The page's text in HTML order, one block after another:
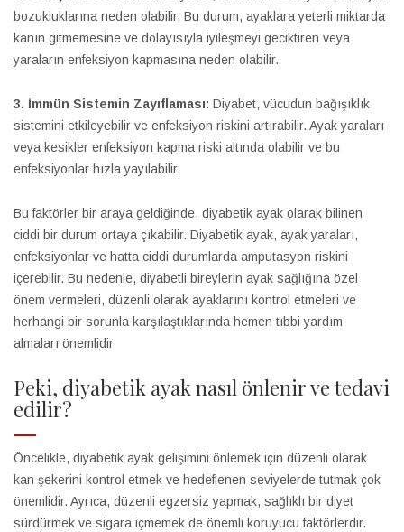
bozukluklarına neden olabilir. Bu durum, ayaklara yeterli miktarda
kanın gitmemesine ve dolayısıyla iyileşmeyi geciktiren veya
yaraların enfeksiyon kapmasına neden olabilir.
3. İmmün Sistemin Zayıflaması: Diyabet, vücudun bağışıklık
sistemini etkileyebilir ve enfeksiyon riskini artırabilir. Ayak yaraları
veya kesikler enfeksiyon kapma riski altında olabilir ve bu
enfeksiyonlar hızla yayılabilir.
Bu faktörler bir araya geldiğinde, diyabetik ayak olarak bilinen
ciddi bir durum ortaya çıkabilir. Diyabetik ayak, ayak yaraları,
enfeksiyonlar ve hatta ciddi durumlarda amputasyon riskini
içerebilir. Bu nedenle, diyabetli bireylerin ayak sağlığına özel
önem vermeleri, düzenli olarak ayaklarını kontrol etmeleri ve
herhangi bir sorunla karşılaştıklarında hemen tıbbi yardım
almaları önemlidir
Peki, diyabetik ayak nasıl önlenir ve tedavi
edilir?
Öncelikle, diyabetik ayak gelişimini önlemek için düzenli olarak
kan şekerini kontrol etmek ve hedeflenen seviyelerde tutmak çok
önemlidir. Ayrıca, düzenli egzersiz yapmak, sağlıklı bir diyet
sürdürmek ve sigara içmemek de önemli koruyucu faktörlerdir.